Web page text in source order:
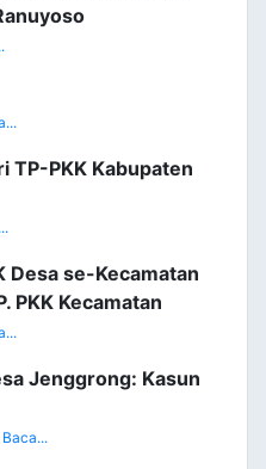
TP-PKK Kabupaten
Desa se-Kecamatan
PKK Kecamatan
Jenggrong: Kasun
Baca...